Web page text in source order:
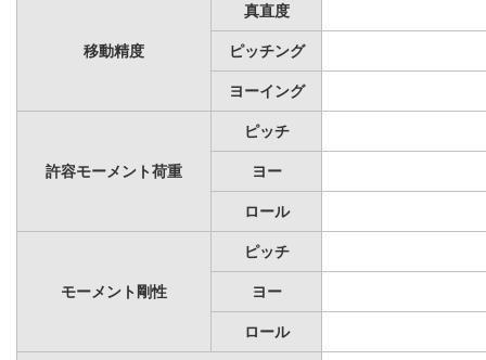
移動精度
真直度
ピッチング
ヨーイング
許容モーメント荷重
ピッチ
ヨー
ロール
モーメント剛性
ピッチ
ヨー
ロール